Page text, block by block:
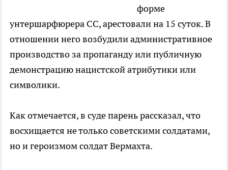
форме
унтершарфюрера СС, арестовали на 15 суток. В
отношении него возбудили административное
производство за пропаганду или публичную
демонстрацию нацистской атрибутики или
символики.
Как отмечается, в суде парень рассказал, что
восхищается не только советскими солдатами,
но и героизмом солдат Вермахта.